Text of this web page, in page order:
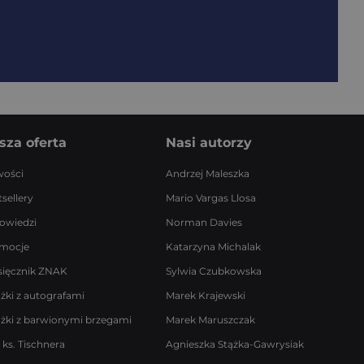
oferta
ZNAK
z autografami
z barwionymi brzegami
ks. Tischnera
Nasi autorzy
Andrzej Maleszka
Mario Vargas Llosa
Norman Davies
Katarzyna Michalak
Sylwia Czubkowska
Marek Krajewski
Marek Maruszczak
Agnieszka Stążka-Gawrysiak